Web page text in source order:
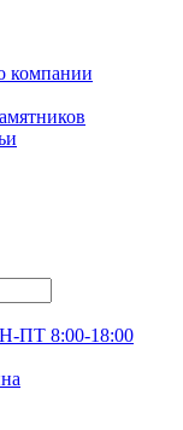
компании
ПТ 8:00-18:00